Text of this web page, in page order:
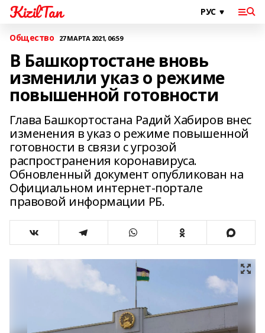
KizilTan
Общество 27 МАРТА 2021, 06:59
В Башкортостане вновь
изменили указ о режиме
повышенной готовности
Глава Башкортостана Радий Хабиров внес
изменения в указ о режиме повышенной
готовности в связи с угрозой
распространения коронавируса.
Обновленный документ опубликован на
Официальном интернет-портале
правовой информации РБ.